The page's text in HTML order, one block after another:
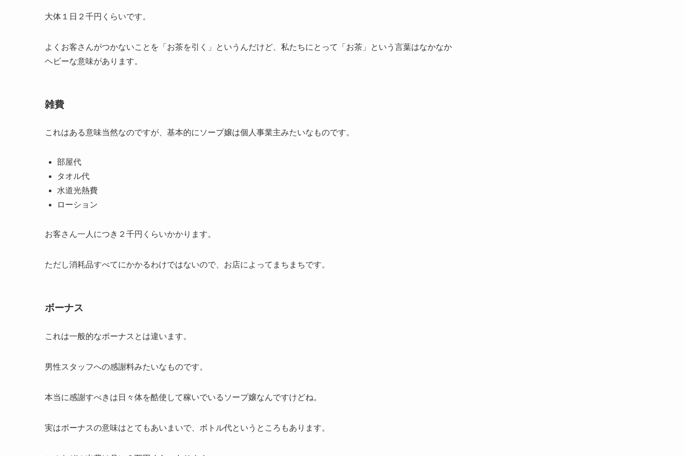
大体１日２千円くらいです。
よくお客さんがつかないことを「お茶を引く」というんだけど、私たちにとって「お茶」という言葉はなかなか
ヘビーな意味があります。
雑費
これはある意味当然なのですが、基本的にソープ嬢は個人事業主みたいなものです。
部屋代
タオル代
水道光熱費
ローション
お客さん一人につき２千円くらいかかります。
ただし消耗品すべてにかかるわけではないので、お店によってまちまちです。
ボーナス
これは一般的なボーナスとは違います。
男性スタッフへの感謝料みたいなものです。
本当に感謝すべきは日々体を酷使して稼いでいるソープ嬢なんですけどね。
実はボーナスの意味はとてもあいまいで、ボトル代というところもあります。